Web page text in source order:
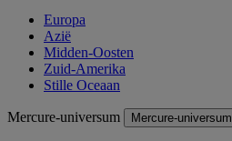
Europa
Azië
Midden-Oosten
Zuid-Amerika
Stille Oceaan
Mercure-universum Mercure-universum